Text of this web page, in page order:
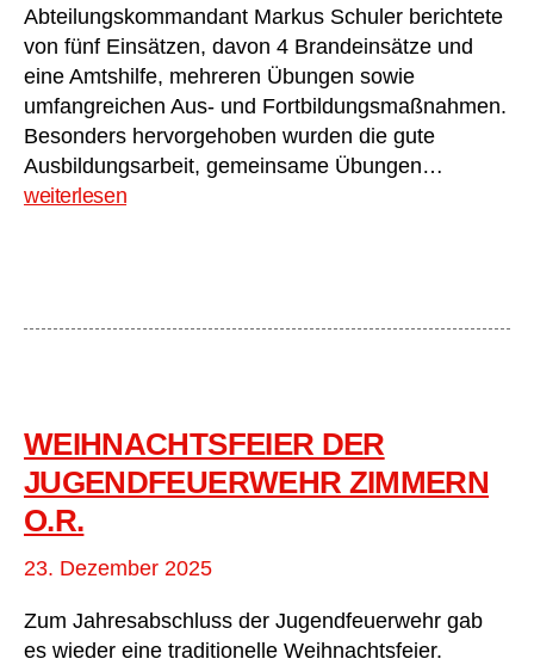
Abteilungskommandant Markus Schuler berichtete
von fünf Einsätzen, davon 4 Brandeinsätze und
eine Amtshilfe, mehreren Übungen sowie
umfangreichen Aus- und Fortbildungsmaßnahmen.
Besonders hervorgehoben wurden die gute
Ausbildungsarbeit, gemeinsame Übungen…
weiterlesen
WEIHNACHTSFEIER DER
JUGENDFEUERWEHR ZIMMERN
O.R.
23. Dezember 2025
Zum Jahresabschluss der Jugendfeuerwehr gab
es wieder eine traditionelle Weihnachtsfeier.